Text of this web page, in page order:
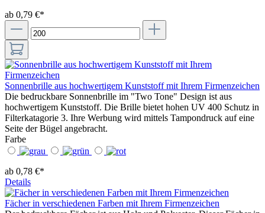
ab 0,79 €*
Sonnenbrille aus hochwertigem Kunststoff mit Ihrem Firmenzeichen
Die bedruckbare Sonnenbrille im "Two Tone" Design ist aus
hochwertigem Kunststoff. Die Brille bietet hohen UV 400 Schutz in
Filterkatagorie 3. Ihre Werbung wird mittels Tampondruck auf eine
Seite der Bügel angebracht.
Farbe
ab 0,78 €*
Details
Fächer in verschiedenen Farben mit Ihrem Firmenzeichen